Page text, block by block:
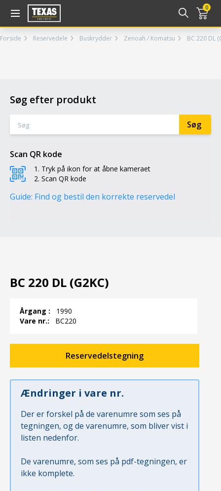
0
Forside Reservedele Buskrydder Zenoah / Komatsu BC 220 DL
Søg efter produkt
Scan QR kode
Tryk på ikon for at åbne kameraet
Scan QR kode
Guide: Find og bestil den korrekte reservedel
BC 220 DL (G2KC)
Årgang :
1990
Vare nr.:
BC220
Reservedelstegning
Ændringer i vare nr.
Der er forskel på de varenumre som ses på
tegningen, og de varenumre, som bliver vist i
listen nedenfor.
De varenumre, som ses på pdf-tegningen, er
ikke komplete.